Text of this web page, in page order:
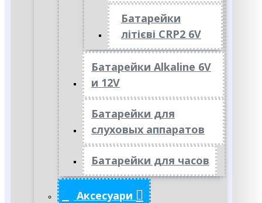
Батарейки
літієві CRP2 6V
Батарейки Alkaline 6V
и 12V
Батарейки для
слуховых аппаратов
Батарейки для часов
Аксесуари